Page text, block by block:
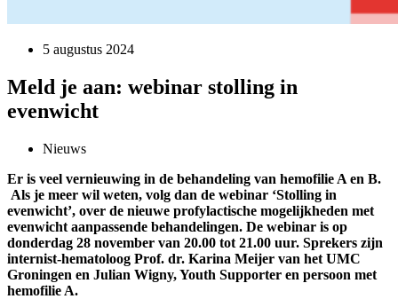
5 augustus 2024
Meld je aan: webinar stolling in
evenwicht
Nieuws
Er is veel vernieuwing in de behandeling van hemofilie A en B.
Als je meer wil weten, volg dan de webinar ‘Stolling in
evenwicht’, over de nieuwe profylactische mogelijkheden met
evenwicht aanpassende behandelingen. De webinar is op
donderdag 28 november van 20.00 tot 21.00 uur. Sprekers zijn
internist-hematoloog Prof. dr. Karina Meijer van het UMC
Groningen en Julian Wigny, Youth Supporter en persoon met
hemofilie A.